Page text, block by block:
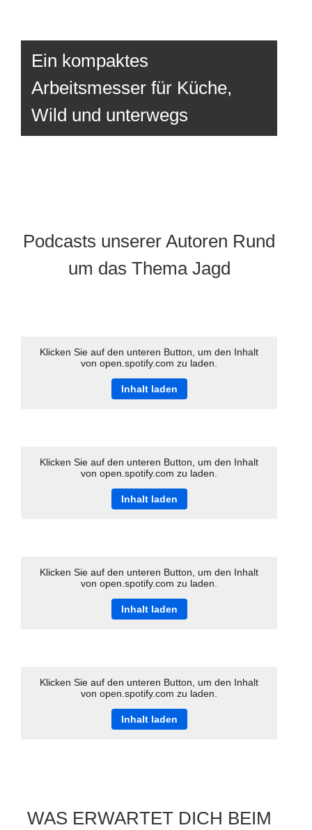
Ein kompaktes
Arbeitsmesser für Küche,
Wild und unterwegs
Podcasts unserer Autoren Rund
um das Thema Jagd
Klicken Sie auf den unteren Button, um den Inhalt
von open.spotify.com zu laden.
Inhalt laden
Klicken Sie auf den unteren Button, um den Inhalt
von open.spotify.com zu laden.
Inhalt laden
Klicken Sie auf den unteren Button, um den Inhalt
von open.spotify.com zu laden.
Inhalt laden
Klicken Sie auf den unteren Button, um den Inhalt
von open.spotify.com zu laden.
Inhalt laden
WAS ERWARTET DICH BEIM